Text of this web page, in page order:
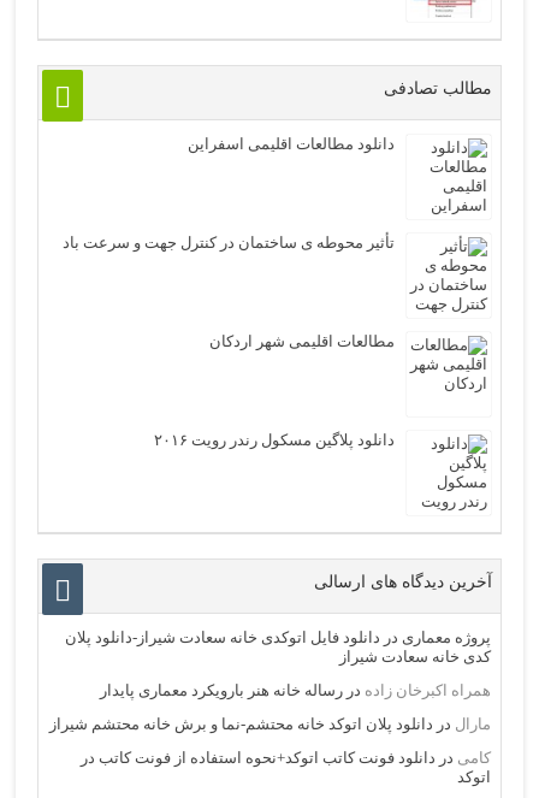
مطالب تصادفی
دانلود مطالعات اقلیمی اسفراين
تأثیر محوطه ی ساختمان در کنترل جهت و سرعت باد
مطالعات اقلیمی شهر اردکان
دانلود پلاگین مسکول رندر رویت ۲۰۱۶
آخرین دیدگاه های ارسالی
پروژه معماری در دانلود فایل اتوکدی خانه سعادت شیراز-دانلود پلان
کدی خانه سعادت شیراز
همراه اکبرخان زاده دررساله خانه هنر بارویکرد معماری پایدار
مارال در دانلود پلان اتوکد خانه محتشم-نما و برش خانه محتشم شیراز
کامی در دانلود فونت کاتب اتوکد+نحوه استفاده از فونت کاتب در
اتوکد